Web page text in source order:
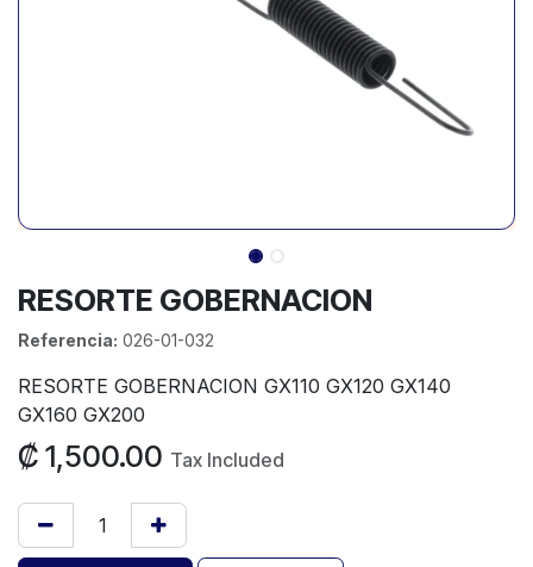
RESORTE GOBERNACION
Referencia: 026-01-032
RESORTE GOBERNACION GX110 GX120 GX140
GX160 GX200
₡ 1,500.00 Tax Included